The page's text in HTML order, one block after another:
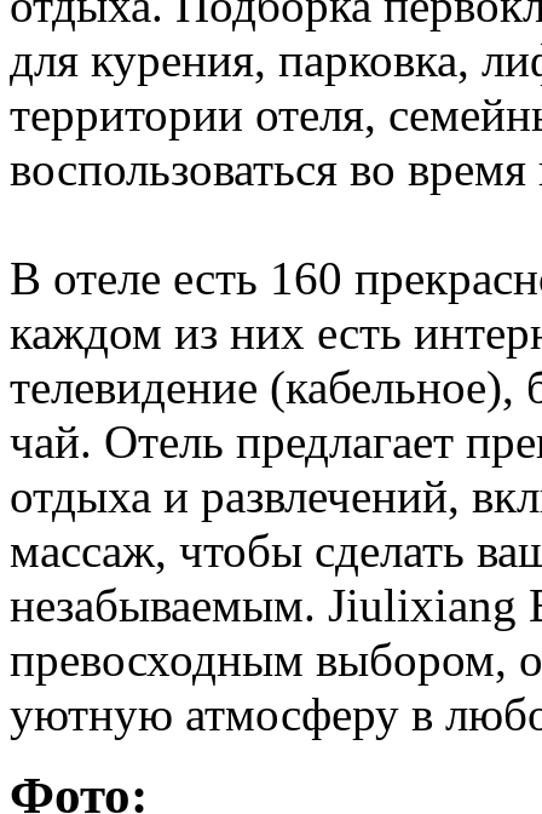
для курения, парковка,
территории отеля,
воспользоваться во
В отеле есть 160
каждом из них есть
телевидение (кабельное),
чай. Отель предлагает
отдыха и развлечений,
массаж, чтобы сделать
незабываемым. Jiulixiang
превосходным выбором,
уютную атмосферу в
Фото: